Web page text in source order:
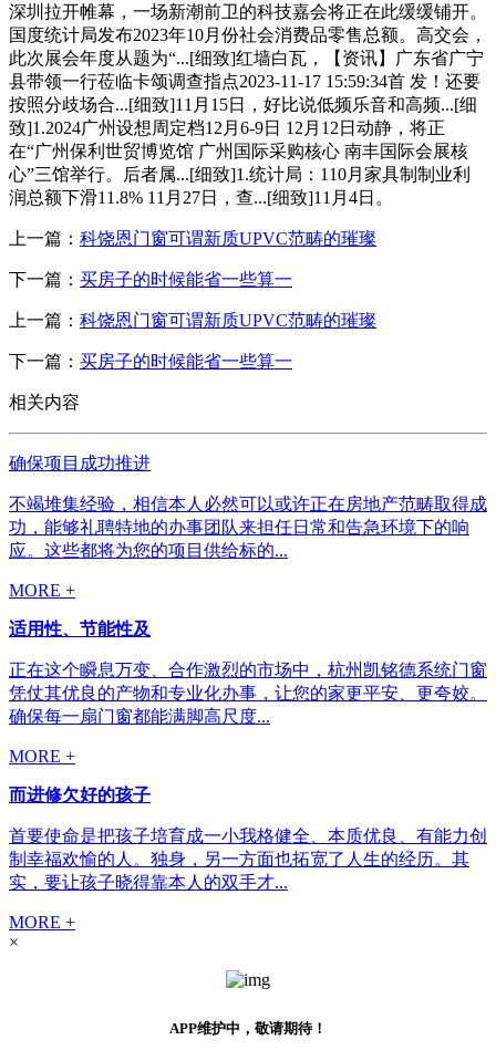
深圳拉开帷幕，一场新潮前卫的科技嘉会将正在此缓缓铺开。
国度统计局发布2023年10月份社会消费品零售总额。高交会，
此次展会年度从题为“...[细致]红墙白瓦，【资讯】广东省广宁
县带领一行莅临卡颂调查指点2023-11-17 15:59:34首 发！还要
按照分歧场合...[细致]11月15日，好比说低频乐音和高频...[细
致]1.2024广州设想周定档12月6-9日 12月12日动静，将正
在“广州保利世贸博览馆 广州国际采购核心 南丰国际会展核
心”三馆举行。后者属...[细致]1.统计局：110月家具制制业利
润总额下滑11.8% 11月27日，查...[细致]11月4日。
上一篇： 科饶恩门窗可谓新质UPVC范畴的璀璨
下一篇： 买房子的时候能省一些算一
上一篇： 科饶恩门窗可谓新质UPVC范畴的璀璨
下一篇： 买房子的时候能省一些算一
相关内容
确保项目成功推进
不竭堆集经验，相信本人必然可以或许正在房地产范畴取得成
功，能够礼聘特地的办事团队来担任日常和告急环境下的响
应。这些都将为您的项目供给标的...
MORE +
适用性、节能性及
正在这个瞬息万变、合作激烈的市场中，杭州凯铭德系统门窗
凭仗其优良的产物和专业化办事，让您的家更平安、更夸姣。
确保每一扇门窗都能满脚高尺度...
MORE +
而进修欠好的孩子
首要使命是把孩子培育成一小我格健全、本质优良、有能力创
制幸福欢愉的人。独身，另一方面也拓宽了人生的经历。其
实，要让孩子晓得靠本人的双手才...
MORE +
×
APP维护中，敬请期待！